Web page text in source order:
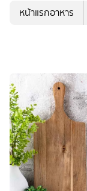
หน้าแรกอาหาร